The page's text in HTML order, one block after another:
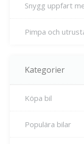
Snygg uppfart
Pimpa och
Kategorier
Köpa bil
Populära bilar